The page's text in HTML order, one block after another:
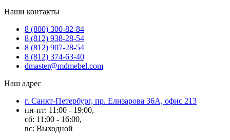
Наши контакты
8 (800) 300-82-84
8 (812) 938-28-54
8 (812) 907-28-54
8 (812) 374-63-40
dmaster@mdmebel.com
Наш адрес
г. Санкт-Петербург, пр. Елизарова 36А, офис 213
пн-пт: 11:00 - 19:00,
сб: 11:00 - 16:00,
вс: Выходной